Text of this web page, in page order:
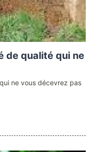
de qualité qui ne
ne vous décevrez pas